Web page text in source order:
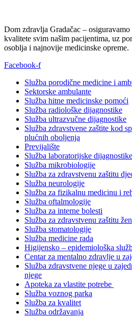
Dom zdravlja Gradačac –
kvalitete svim našim pacijentima, uz
osoblja i najnovije medicinske opreme.
Facebook-f
Služba porodične medicine i
Sektorske ambulante
Služba hitne medicinske pomoći
Služba radiološke dijagnostike
Služba ultrazvučne dijagnostike
Služba zdravstvene zaštite kod
plućnih oboljenja
Previjalište
Služba laboratorijske dijagnostike
Služba mikrobiologije
Služba za zdravstvenu zaštitu
Služba neurologije
Služba za fizikalnu medicinu i
Služba oftalmologije
Služba za interne bolesti
Služba za zdravstvenu zaštitu
Služba stomatologije
Služba medicine rada
Higijensko – epidemiološka
Centar za mentalno zdravlje u
Služba zdravstvene njege u
njege
Apoteka za vlastite potrebe
Služba voznog parka
Služba za kvalitet
Služba održavanja